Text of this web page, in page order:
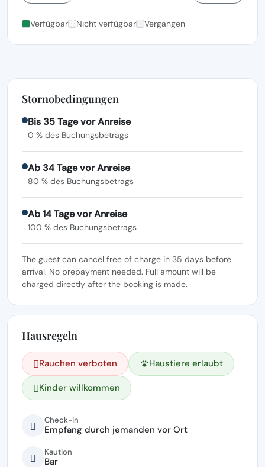
Verfügbar Nicht verfügbar Vergangen
Stornobedingungen
Bis 35 Tage vor Anreise
0 % des Buchungsbetrags
Ab 34 Tage vor Anreise
80 % des Buchungsbetrags
Ab 14 Tage vor Anreise
100 % des Buchungsbetrags
The guest can cancel free of charge in 35 days before
arrival. No prepayment needed. Full amount will be
charged directly after the booking is made.
Hausregeln
Rauchen verboten Haustiere erlaubt
Kinder willkommen
Check-in
Empfang durch jemanden vor Ort
Kaution
Bar